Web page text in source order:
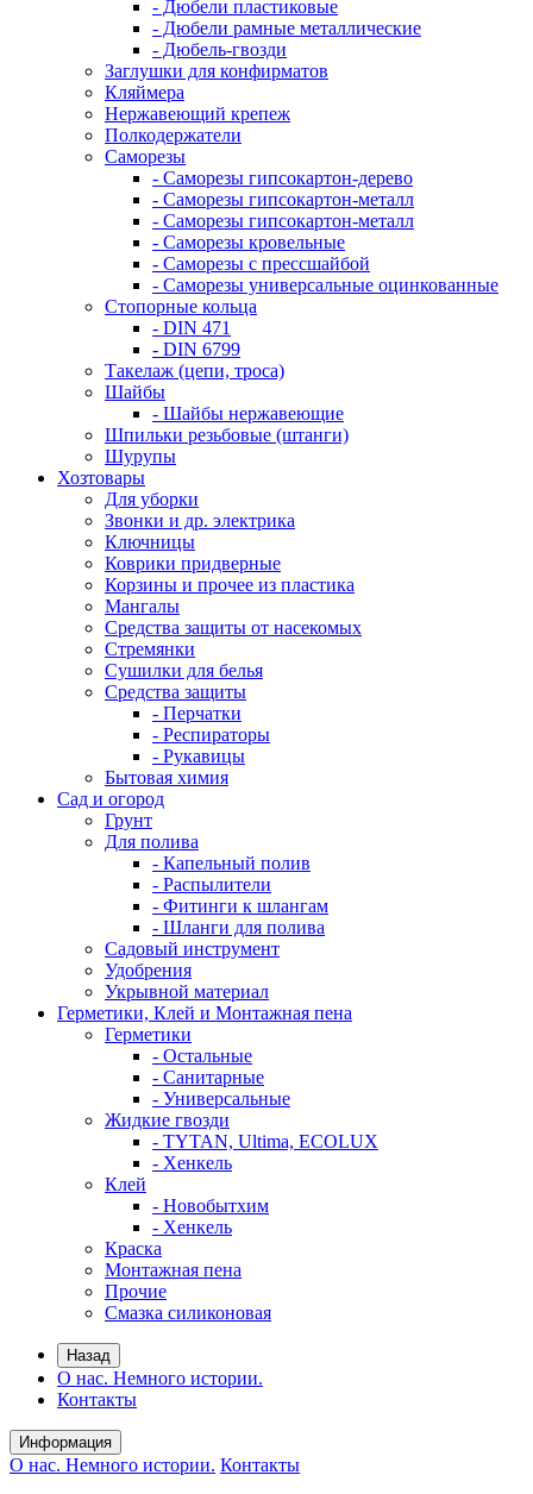
- Дюбели пластиковые
- Дюбели рамные металлические
- Дюбель-гвозди
Заглушки для конфирматов
Кляймера
Нержавеющий крепеж
Полкодержатели
Саморезы
- Саморезы гипсокартон-дерево
- Саморезы гипсокартон-металл
- Саморезы гипсокартон-металл
- Саморезы кровельные
- Саморезы с прессшайбой
- Саморезы универсальные оцинкованные
Стопорные кольца
- DIN 471
- DIN 6799
Такелаж (цепи, троса)
Шайбы
- Шайбы нержавеющие
Шпильки резьбовые (штанги)
Шурупы
Хозтовары
Для уборки
Звонки и др. электрика
Ключницы
Коврики придверные
Корзины и прочее из пластика
Мангалы
Средства защиты от насекомых
Стремянки
Сушилки для белья
Средства защиты
- Перчатки
- Респираторы
- Рукавицы
Бытовая химия
Сад и огород
Грунт
Для полива
- Капельный полив
- Распылители
- Фитинги к шлангам
- Шланги для полива
Садовый инструмент
Удобрения
Укрывной материал
Герметики, Клей и Монтажная пена
Герметики
- Остальные
- Санитарные
- Универсальные
Жидкие гвозди
- TYTAN, Ultima, ECOLUX
- Хенкель
Клей
- Новобытхим
- Хенкель
Краска
Монтажная пена
Прочие
Смазка силиконовая
Назад
О нас. Немного истории.
Контакты
Информация
О нас. Немного истории. Контакты